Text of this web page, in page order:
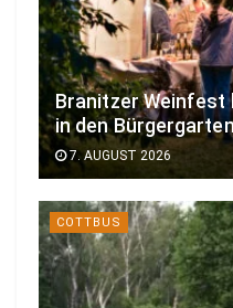
Branitzer Weinfest
in den
7. AUGUST 2026
COTTBUS